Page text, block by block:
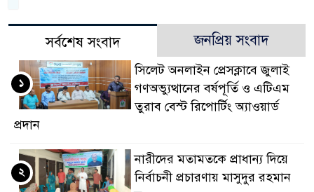
সর্বশেষ সংবাদ জনপ্রিয় সংবাদ
সিলেট অনলাইন প্রেসক্লাবে জুলাই
গণঅভ্যুত্থানের বর্ষপূর্তি ও এটিএম
তুরাব বেস্ট রিপোর্টিং অ্যাওয়ার্ড
প্রদান
১
নারীদের মতামতকে প্রাধান্য দিয়ে
নির্বাচনী প্রচারণায় মাসুদুর রহমান
২